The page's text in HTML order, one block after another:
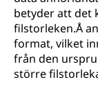
betyder att det
filstorleken.Å
format, vilket
från den
större